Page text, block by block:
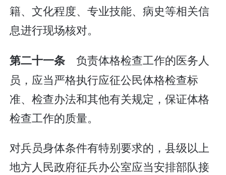
籍、文化程度、专业技能、病史等相关信
息进行现场核对。
第二十一条 负责体格检查工作的医务人
员，应当严格执行应征公民体格检查标
准、检查办法和其他有关规定，保证体格
检查工作的质量。
对兵员身体条件有特别要求的，县级以上
地方人民政府征兵办公室应当安排部队接